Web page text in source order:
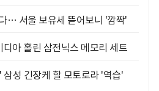
… 서울 보유세 뜯어보니 '깜짝'
아 홀린 삼전닉스 메모리 세트
성 긴장케 할 모토로라 '역습'